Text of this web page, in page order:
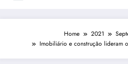
Home 2021
Imobiliário e construção lideram